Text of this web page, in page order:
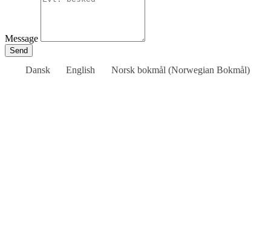
Message
Send
Dansk English Norsk bokmål (Norwegian Bokmål)